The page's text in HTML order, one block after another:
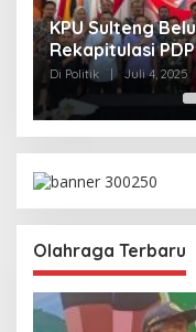
KPU Sulteng
Rekapitulasi
Di Politik Juli 4, 2025
Olahraga Terbaru